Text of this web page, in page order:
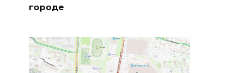
городе